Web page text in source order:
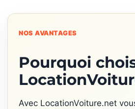
NOS AVANTAGES
Pourquoi
Avec LocationVoiture.net